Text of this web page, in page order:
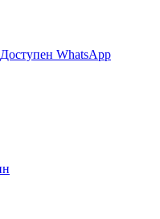
Доступен WhatsApp